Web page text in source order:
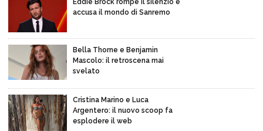
Eddie Brock rompe il silenzio e
accusa il mondo di Sanremo
Bella Thorne e Benjamin
Mascolo: il retroscena mai
svelato
Cristina Marino e Luca
Argentero: il nuovo scoop fa
esplodere il web